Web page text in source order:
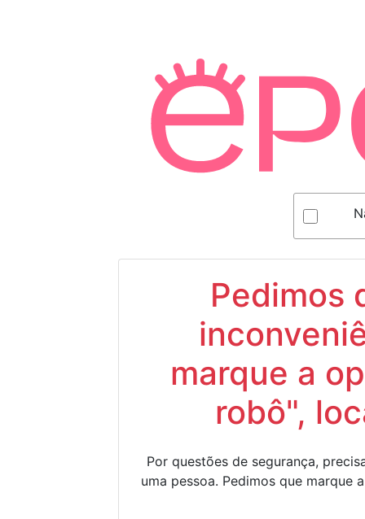
Pedimos
marque a
robô",
Por questões de segurança,
uma pessoa. Pedimos que marque